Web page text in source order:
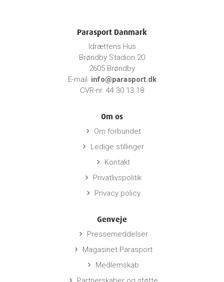
Parasport Danmark
Idrættens Hus
Brøndby Stadion 20
2605 Brøndby
E-mail: info@parasport.dk
CVR-nr. 44 30 13 18
Om os
keyboard_arrow_right Om forbundet
keyboard_arrow_right Ledige stillinger
keyboard_arrow_right Kontakt
keyboard_arrow_right Privatlivspolitik
keyboard_arrow_right Privacy policy
Genveje
keyboard_arrow_right Pressemeddelser
keyboard_arrow_right Magasinet Parasport
keyboard_arrow_right Medlemskab